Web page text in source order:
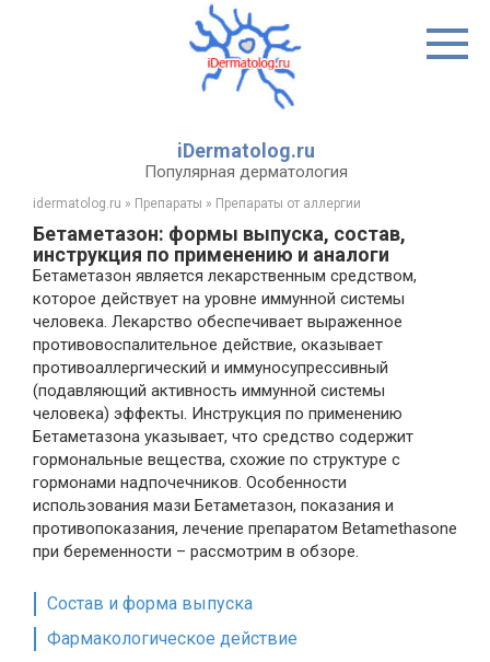
iDermatolog.ru
Популярная дерматология
idermatolog.ru » Препараты » Препараты от аллергии
Бетаметазон: формы выпуска, состав,
инструкция по применению и аналоги
Бетаметазон является лекарственным средством,
которое действует на уровне иммунной системы
человека. Лекарство обеспечивает выраженное
противовоспалительное действие, оказывает
противоаллергический и иммуносупрессивный
(подавляющий активность иммунной системы
человека) эффекты. Инструкция по применению
Бетаметазона указывает, что средство содержит
гормональные вещества, схожие по структуре с
гормонами надпочечников. Особенности
использования мази Бетаметазон, показания и
противопоказания, лечение препаратом Betamethasone
при беременности – рассмотрим в обзоре.
Состав и форма выпуска
Фармакологическое действие